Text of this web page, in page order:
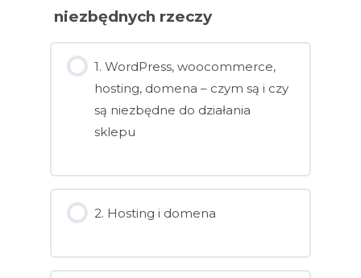
niezbędnych rzeczy
1. WordPress, woocommerce,
hosting, domena – czym są i czy
są niezbędne do działania
sklepu
2. Hosting i domena